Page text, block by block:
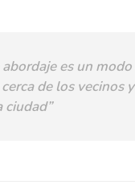
abordaje es un
de los vecinos
ciudad”